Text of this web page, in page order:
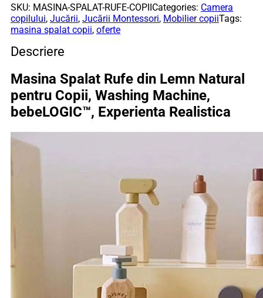
copii,
bebeLOGIC,
experiență
realistă,
1-
ani
SKU: MASINA-SPALAT-RUFE-COPIICategories: Camera
copilului, Jucării, Jucării Montessori, Mobilier copiiTags:
masina spalat copii, oferte
Descriere
Masina Spalat Rufe din Lemn Natural
pentru Copii, Washing Machine,
bebeLOGIC™, Experienta Realistica